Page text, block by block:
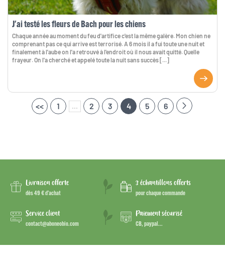
J'ai testé les fleurs de Bach pour les chiens
Chaque année au moment du feu d'artifice c'est la même galère. Mon chien ne
comprenant pas ce qui arrive est terrorisé. A 6 mois il a fui toute une nuit et
finalement à l'aube on l'a retrouvé à l'endroit où il nous avait quitté. Quelle
frayeur. On l'a cherché et appelé toute la nuit sans succès [...]
<< 1 ... 2 3 4 5 6
Livraison offerte
dès 49 € d’achat
3 échantillons offerts
pour chaque commande
Service client
contact@aboneobio.com
Paiement sécurisé
CB, paypal...